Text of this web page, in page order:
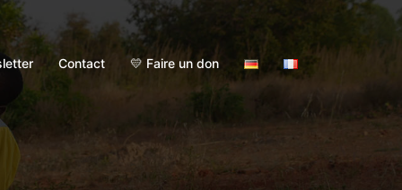
Contact 💛 Faire un don